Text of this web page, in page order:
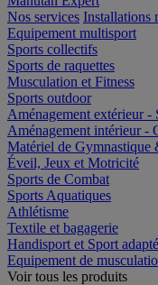
Nos services Installations
Equipement multisport
Sports collectifs
Sports de raquettes
Musculation et Fitness
Sports outdoor
Aménagement extérieur -
Aménagement intérieur -
Matériel de Gymnastique
Éveil, Jeux et Motricité
Sports de Combat
Sports Aquatiques
Athlétisme
Textile et bagagerie
Handisport et Sport adapté
Equipement de
Voir tous les produits